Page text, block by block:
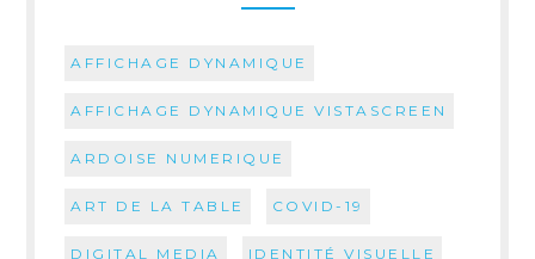
AFFICHAGE DYNAMIQUE
AFFICHAGE DYNAMIQUE VISTASCREEN
ARDOISE NUMERIQUE
ART DE LA TABLE COVID-19
DIGITAL MEDIA IDENTITÉ VISUELLE